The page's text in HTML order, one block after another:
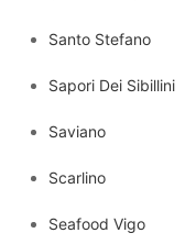
Santo Stefano
Sapori Dei Sibillini
Saviano
Scarlino
Seafood Vigo